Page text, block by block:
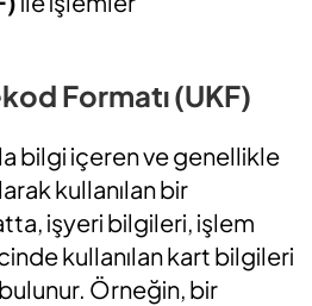
Formatı (UKF)
bilgi içeren ve genellikle
kullanılan bir
işyeri bilgileri, işlem
kullanılan kart bilgileri
Örneğin, bir